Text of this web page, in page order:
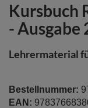
Kursbuch
- Ausgabe
Lehrermaterial
Bestellnummer:
EAN:
Zum
Anfang
der
springen